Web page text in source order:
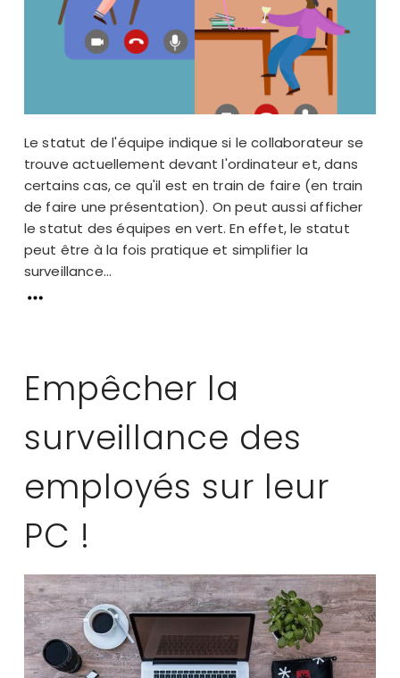
Le statut de l'équipe indique si le collaborateur se
trouve actuellement devant l'ordinateur et, dans
certains cas, ce qu'il est en train de faire (en train
de faire une présentation). On peut aussi afficher
le statut des équipes en vert. En effet, le statut
peut être à la fois pratique et simplifier la
surveillance...
Empêcher la
surveillance des
employés sur leur
PC !